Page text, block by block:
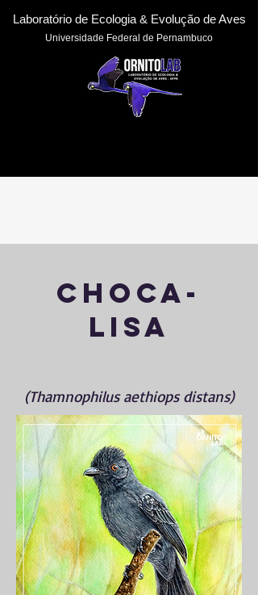
Laboratório de Ecologia & Evolução de Aves
Universidade Federal de Pernambuco
choca-
lisa
(Thamnophilus aethiops distans)